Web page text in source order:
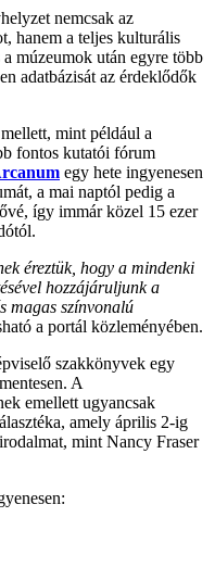
nemcsak az
hanem a teljes kulturális
múzeumok után egyre több
adatbázisát az érdeklődők
mint például a
fontos kutatói fórum
egy hete ingyenesen
a mai naptól pedig a
így immár közel 15 ezer
éreztük, hogy a mindenki
hozzájáruljunk a
magas színvonalú
a portál közleményében.
szakkönyvek egy
A
emellett ugyancsak
amely április 2-ig
mint Nancy Fraser